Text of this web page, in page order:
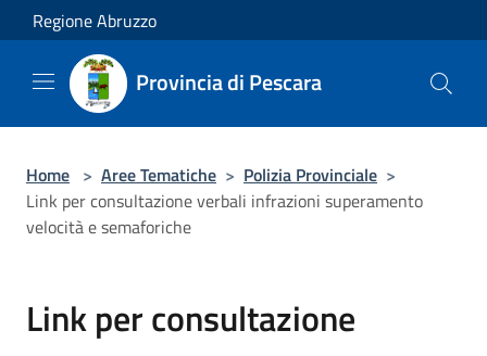
Salta al contenuto principale
Regione Abruzzo
Provincia di Pescara
Home > Aree Tematiche > Polizia Provinciale >
Link per consultazione verbali infrazioni superamento
velocità e semaforiche
Link per consultazione